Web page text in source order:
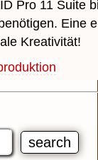
Pro 11 Suite
Eine
Kreativität!